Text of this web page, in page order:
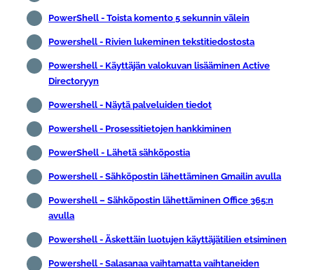
PowerShell - Toista komento 5 sekunnin välein
Powershell - Rivien lukeminen tekstitiedostosta
Powershell - Käyttäjän valokuvan lisääminen Active
Directoryyn
Powershell - Näytä palveluiden tiedot
Powershell - Prosessitietojen hankkiminen
PowerShell - Lähetä sähköpostia
Powershell - Sähköpostin lähettäminen Gmailin avulla
Powershell – Sähköpostin lähettäminen Office 365:n
avulla
Powershell - Äskettäin luotujen käyttäjätilien etsiminen
Powershell - Salasanaa vaihtamatta vaihtaneiden